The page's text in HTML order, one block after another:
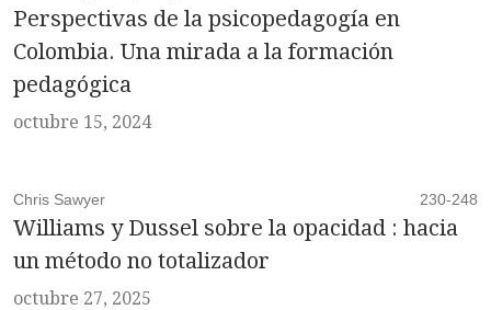
Perspectivas de la psicopedagogía en
Colombia. Una mirada a la formación
pedagógica
octubre 15, 2024
Chris Sawyer 230-248
Williams y Dussel sobre la opacidad : hacia
un método no totalizador
octubre 27, 2025